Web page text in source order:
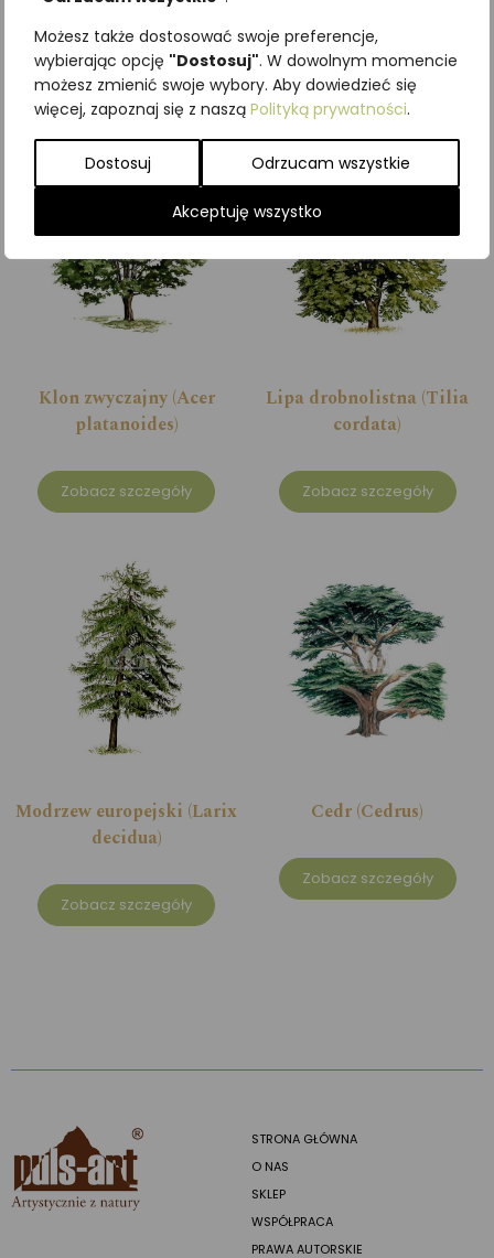
Możesz także dostosować swoje preferencje,
wybierając opcję "Dostosuj". W dowolnym momencie
możesz zmienić swoje wybory. Aby dowiedzieć się
więcej, zapoznaj się z naszą Polityką prywatności.
Dostosuj Odrzucam wszystkie
Akceptuję wszystko
SKU:Brak danych
Kategorie:Drzewa, ILUSTRACJE
Podobne produkty
Klon zwyczajny (Acer
platanoides)
Zobacz szczegóły
Lipa drobnolistna (Tilia
cordata)
Zobacz szczegóły
Modrzew europejski (Larix
decidua)
Zobacz szczegóły
Cedr (Cedrus)
Zobacz szczegóły
STRONA GŁÓWNA
O NAS
SKLEP
WSPÓŁPRACA
PRAWA AUTORSKIE